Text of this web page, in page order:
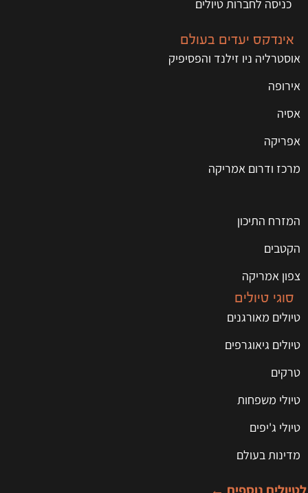
כניסה לחברות טיולים
אינדקס יעדים בעולם
אוסטרליה ניו זילנד והפסיפיק
אירופה
אסיה
אפריקה
מרכז ודרום אמריקה
המזרח התיכון
הקטבים
צפון אמריקה
סוגי טיולים
טיולים מאורגנים
טיולים גיאוגרפים
טרקים
טיולי משפחות
טיולי ג'יפים
מדינות בעולם